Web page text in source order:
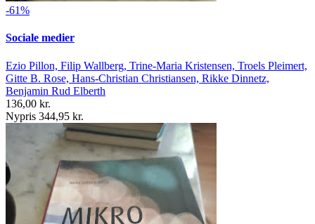
-61%
Sociale medier
Ezio Pillon, Filip Wallberg, Trine-Maria Kristensen, Troels Pleimert,
Gitte B. Rose, Hans-Christian Christiansen, Rikke Dinnetz,
Benjamin Rud Elberth
136,00 kr.
Nypris 344,95 kr.